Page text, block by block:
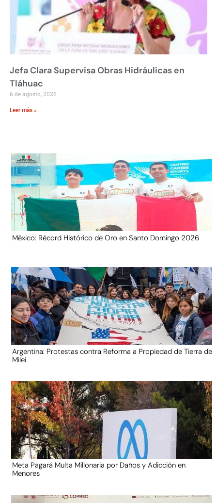
Jefa Clara Supervisa Obras Hidráulicas en
Tláhuac
6 de agosto, 2026
Leer más »
México: Récord Histórico de Oro en Santo Domingo 2026
Argentina: Protestas contra Reforma a Propiedad de Tierra de
Milei
Meta Pagará Multa Millonaria por Daños y Adicción en
Menores